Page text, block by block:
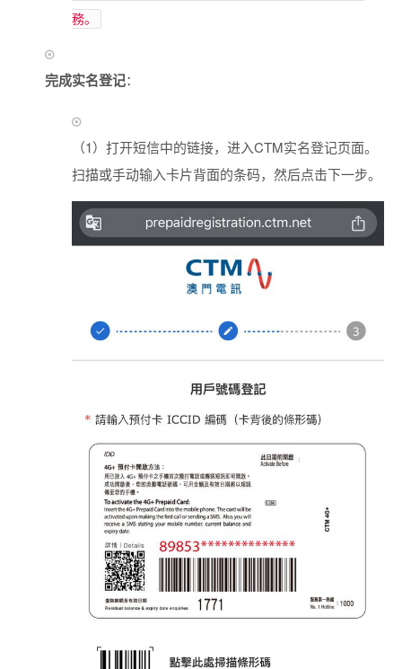
務。
完成实名登记：
（1）打开短信中的链接，进入CTM实名登记页面。
扫描或手动输入卡片背面的条码，然后点击下一步。